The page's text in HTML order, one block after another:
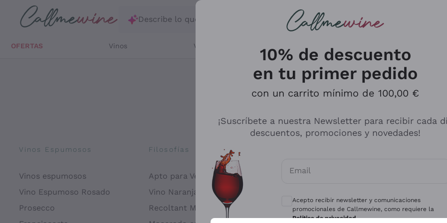
Saltar al contenido principal
Describe lo que estás buscando
OFERTAS Vinos Vinos Blancos
Vinos Espumosos
Vinos espumosos
Vino Espumoso Rosado
Prosecco
Filosofías
Apto para Veganos
Vino Naranja
Recoltant Manipulant
Antinori
Ca' del Bosco
Gavi
10% de descuento
en tu primer pedido
con un carrito mínimo de 100,00 €
¡Suscríbete a nuestra Newsletter para recibir cada
descuentos, promociones y novedades!
Email
Consentimientos opcionales para recibir
Acepto recibir newsletter y comunicaciones
promocionales de Callmewine, como requiere la
Política de privacidad